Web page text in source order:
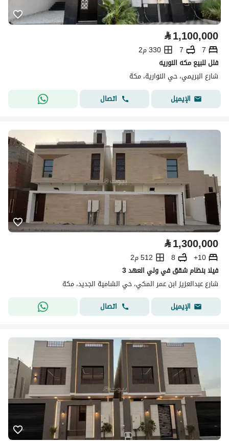
⃁1,100,000
7
7
330 م2
فلل للبيع مكه النوريه
شارع البريمي، حي النوارية، مكة
الإيميل
اتصال
⃁1,300,000
10+
8
512 م2
فيلا بنظام شقق في ولي العهد 3
شارع عبدالعزيز ابن عمر المكي، حي الشامية الجديد، مكة
الإيميل
اتصال